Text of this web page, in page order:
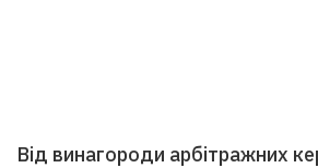
Від винагороди арбітражних